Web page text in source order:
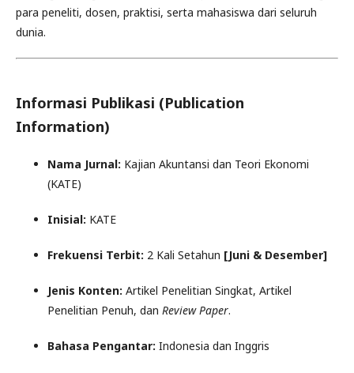
para peneliti, dosen, praktisi, serta mahasiswa dari seluruh
dunia.
Informasi Publikasi (Publication
Information)
Nama Jurnal: Kajian Akuntansi dan Teori Ekonomi
(KATE)
Inisial: KATE
Frekuensi Terbit: 2 Kali Setahun [Juni & Desember]
Jenis Konten: Artikel Penelitian Singkat, Artikel
Penelitian Penuh, dan Review Paper.
Bahasa Pengantar: Indonesia dan Inggris